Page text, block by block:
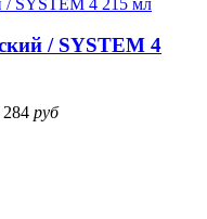
/ SYSTEM 4
284 руб